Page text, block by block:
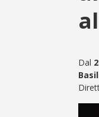
Dal